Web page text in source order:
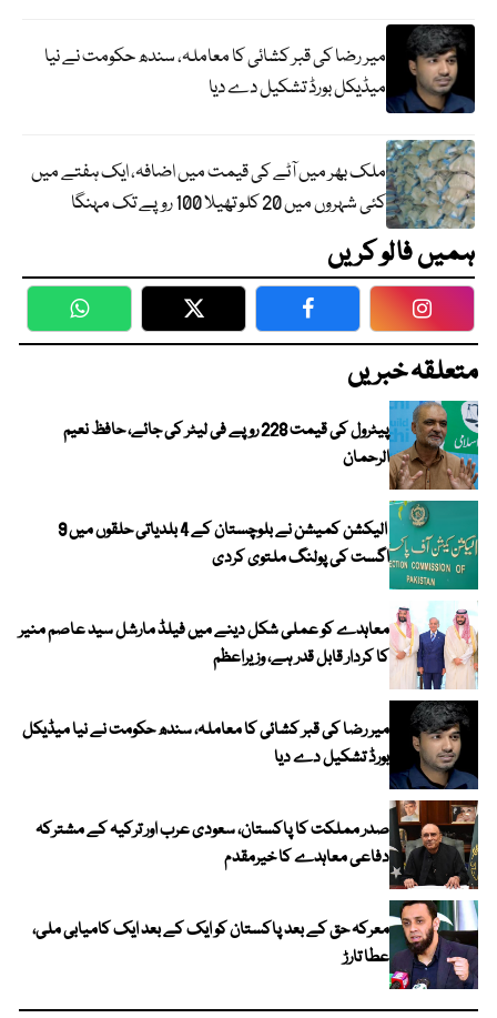
میر رضا کی قبر کشائی کا معاملہ، سندھ حکومت نے نیا
میڈیکل بورڈ تشکیل دے دیا
ملک بھر میں آٹے کی قیمت میں اضافہ، ایک ہفتے میں
کئی شہروں میں 20 کلو تھیلا 100 روپے تک مہنگا
ہمیں فالو کریں
WhatsApp Twitter Facebook
متعلقہ خبریں
پیٹرول کی قیمت 228 روپے فی لیٹر کی جائے، حافظ نعیم
الرحمان
الیکشن کمیشن نے بلوچستان کے 4 بلدیاتی حلقوں میں 9
اگست کی پولنگ ملتوی کردی
معاہدے کو عملی شکل دینے میں فیلڈ مارشل سید عاصم منیر
کا کردار قابل قدر ہے، وزیراعظم
میر رضا کی قبر کشائی کا معاملہ، سندھ حکومت نے نیا میڈیکل
بورڈ تشکیل دے دیا
صدر مملکت کا پاکستان، سعودی عرب اور ترکیہ کے مشترکہ
دفاعی معاہدے کا خیرمقدم
معرکہ حق کے بعد پاکستان کو ایک کے بعد ایک کامیابی ملی،
عطا تارڑ